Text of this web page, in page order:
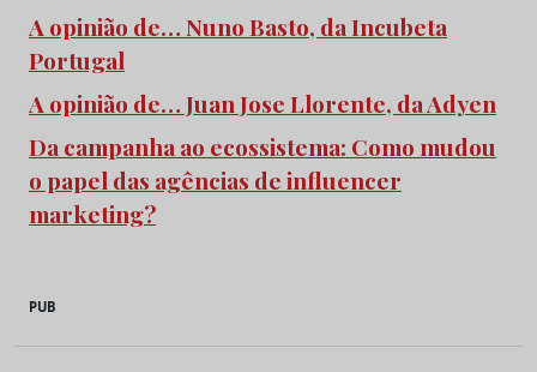
A opinião de… Nuno Basto, da Incubeta
Portugal
A opinião de… Juan Jose Llorente, da Adyen
Da campanha ao ecossistema: Como mudou
o papel das agências de influencer
marketing?
PUB